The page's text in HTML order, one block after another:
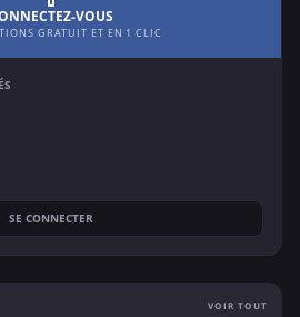
VOUS
GRATUIT ET EN 1 CLIC
SE CONNECTER
VOIR TOUT